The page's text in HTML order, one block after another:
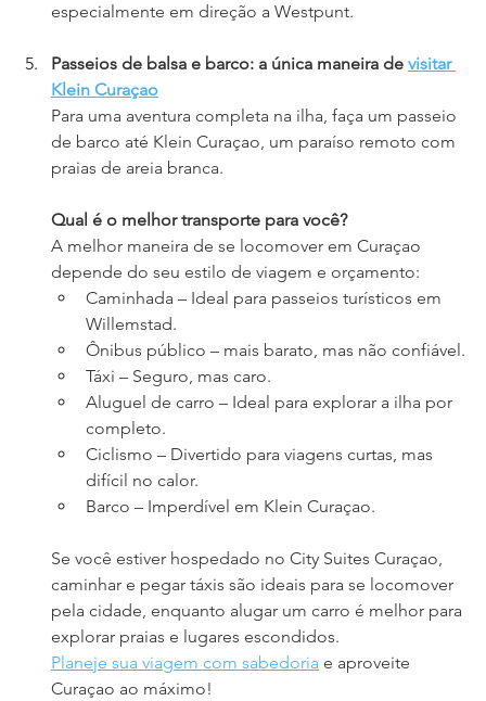
especialmente em direção a Westpunt.
Passeios de balsa e barco: a única maneira de visitar
Klein Curaçao
Para uma aventura completa na ilha, faça um passeio
de barco até Klein Curaçao, um paraíso remoto com
praias de areia branca.
Qual é o melhor transporte para você?
A melhor maneira de se locomover em Curaçao
depende do seu estilo de viagem e orçamento:
Caminhada – Ideal para passeios turísticos em
Willemstad.
Ônibus público – mais barato, mas não confiável.
Táxi – Seguro, mas caro.
Aluguel de carro – Ideal para explorar a ilha por
completo.
Ciclismo – Divertido para viagens curtas, mas
difícil no calor.
Barco – Imperdível em Klein Curaçao.
Se você estiver hospedado no City Suites Curaçao,
caminhar e pegar táxis são ideais para se locomover
pela cidade, enquanto alugar um carro é melhor para
explorar praias e lugares escondidos.
Planeje sua viagem com sabedoria e aproveite
Curaçao ao máximo!